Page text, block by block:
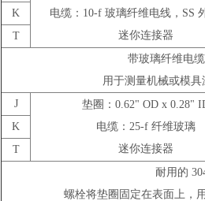
电缆：10-f 玻璃纤维电线，SS
迷你连接器
K
T
带玻璃纤维电
用于测量机械或模具
J
垫圈：0.62" OD x 0.28"
电缆：25-f 纤维玻璃
迷你连接器
K
T
耐用的
螺栓将垫圈固定在表面上，